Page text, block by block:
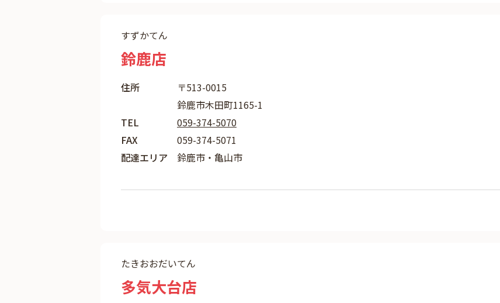
すずかてん
鈴鹿店
住所
〒513-0015
鈴鹿市木田町1165-1
TEL
059-374-5070
FAX
059-374-5071
配達エリア
鈴鹿市・亀山市
たきおおだいてん
多気大台店